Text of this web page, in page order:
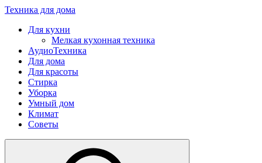
Техника для дома
Для кухни
Мелкая кухонная техника
АудиоТехника
Для дома
Для красоты
Стирка
Уборка
Умный дом
Климат
Советы